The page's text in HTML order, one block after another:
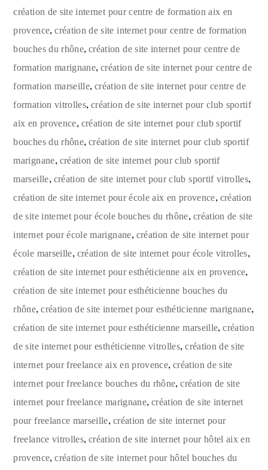
création de site internet pour centre de formation aix en
provence,création de site internet pour centre de formation
bouches du rhône,création de site internet pour centre de
formation marignane,création de site internet pour centre de
formation marseille,création de site internet pour centre de
formation vitrolles,création de site internet pour club sportif
aix en provence, création de site internet pour club sportif
bouches du rhône,création de site internet pour club sportif
marignane, création de site internet pour club sportif
marseille, création de site internet pour club sportif vitrolles,
création de site internet pour école aix en provence, création
de site internet pour école bouches du rhône, création de site
internet pour école marignane, création de site internet pour
école marseille, création de site internet pour école vitrolles,
création de site internet pour esthéticienne aix en provence,
création de site internet pour esthéticienne bouches du
rhône,création de site internet pour esthéticienne marignane,
création de site internet pour esthéticienne marseille,création
de site internet pour esthéticienne vitrolles,création de site
internet pour freelance aix en provence,création de site
internet pour freelance bouches du rhône,création de site
internet pour freelance marignane, création de site internet
pour freelance marseille, création de site internet pour
freelance vitrolles,création de site internet pour hôtel aix en
provence,création de site internet pour hôtel bouches du